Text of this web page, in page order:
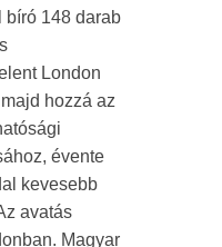
bíró 148 darab
London
hozzá az
évente
kevesebb
avatás
Magyar